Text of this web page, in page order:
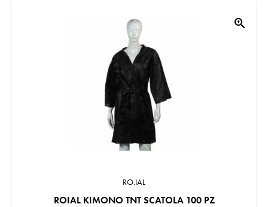
zoom_in
RO.IAL
ROIAL KIMONO TNT SCATOLA 100 PZ